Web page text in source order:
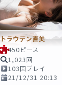
トラウデン直美
450ピース
1,023回
103回プレイ
21/12/31 20:13